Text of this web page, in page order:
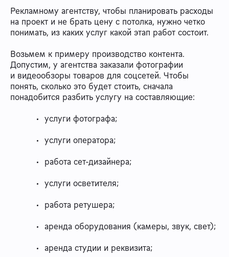
Рекламному агентству, чтобы планировать расходы
на проект и не брать цену с потолка, нужно четко
понимать, из каких услуг какой этап работ состоит.
Возьмем к примеру производство контента.
Допустим, у агентства заказали фотографии
и видеообзоры товаров для соцсетей. Чтобы
понять, сколько это будет стоить, сначала
понадобится разбить услугу на составляющие:
услуги фотографа;
услуги оператора;
работа сет-дизайнера;
услуги осветителя;
работа ретушера;
аренда оборудования (камеры, звук, свет);
аренда студии и реквизита;